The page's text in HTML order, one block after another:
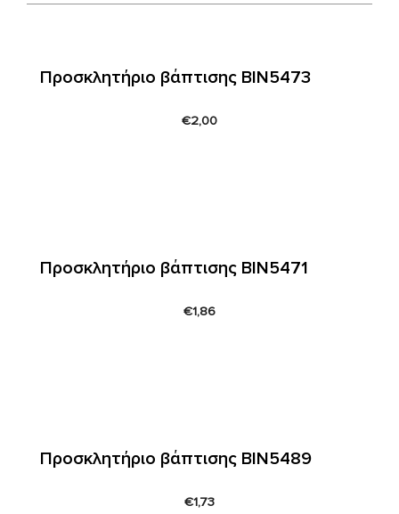
Προσκλητήριο βάπτισης ΒΙΝ5473
€2,00
Προσκλητήριο βάπτισης ΒΙΝ5471
€1,86
Προσκλητήριο βάπτισης ΒΙΝ5489
€1,73